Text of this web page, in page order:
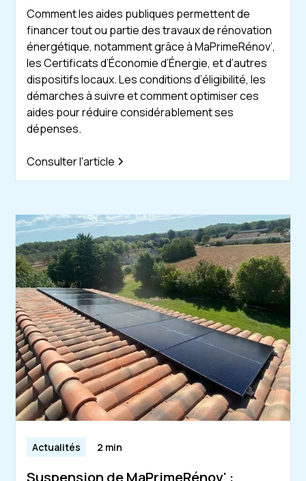
Comment les aides publiques permettent de
financer tout ou partie des travaux de rénovation
énergétique, notamment grâce à MaPrimeRénov’,
les Certificats d’Économie d’Énergie, et d’autres
dispositifs locaux. Les conditions d’éligibilité, les
démarches à suivre et comment optimiser ces
aides pour réduire considérablement ses
dépenses.
Consulter l'article
Actualités 2 min
Suspension de MaPrimeRénov' :